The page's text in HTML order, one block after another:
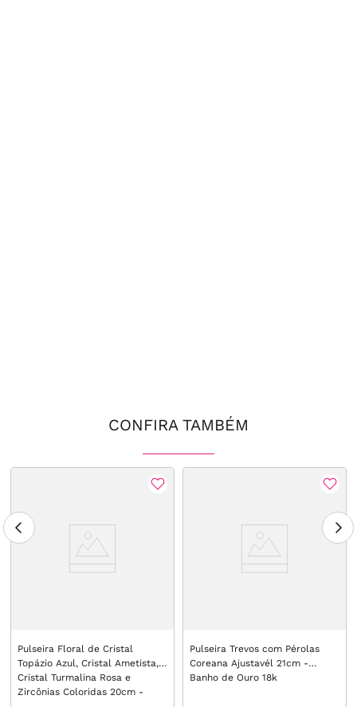
CONFIRA TAMBÉM
Pulseira Floral de Cristal
Topázio Azul, Cristal Ametista,
Cristal Turmalina Rosa e
Zircônias Coloridas 20cm -
Pulseira Trevos com Pérolas
Coreana Ajustavél 21cm -
Banho de Ouro 18k